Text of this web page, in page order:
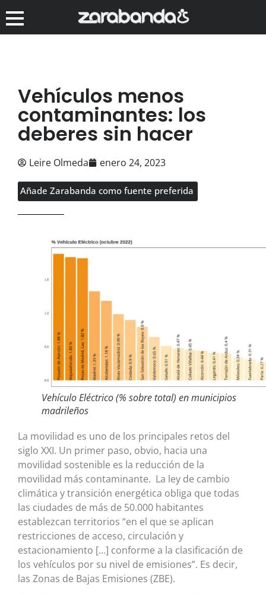
Vehículos menos
contaminantes: los
deberes sin hacer
Leire Olmeda enero 24, 2023
Añade Zarabanda como fuente preferida
Vehículo Eléctrico (% sobre total) en municipios
madrileños
La movilidad es uno de los principales retos del
siglo XXI. Un primer paso, obvio, hacia una
movilidad sostenible es la reducción de la
movilidad más contaminante. La ley de cambio
climática y transición energética obliga que todas
las ciudades de más de 50.000 habitantes
establezcan territorios “en el que se aplican
restricciones de acceso, circulación y
estacionamiento […] conforme a la clasificación de
los vehículos por su nivel de emisiones”. Es decir,
las Zonas de Bajas Emisiones (ZBE).